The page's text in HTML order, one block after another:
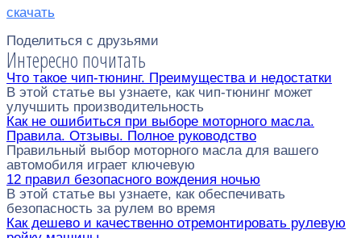
скачать
Поделиться с друзьями
Интересно почитать
Что такое чип-тюнинг. Преимущества и недостатки
В этой статье вы узнаете, как чип-тюнинг может
улучшить производительность
Как не ошибиться при выборе моторного масла.
Правила. Отзывы. Полное руководство
Правильный выбор моторного масла для вашего
автомобиля играет ключевую
12 правил безопасного вождения ночью
В этой статье вы узнаете, как обеспечивать
безопасность за рулем во время
Как дешево и качественно отремонтировать рулевую